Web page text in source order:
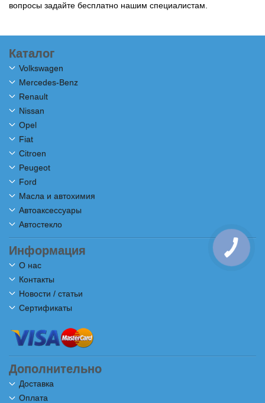
вопросы задайте бесплатно нашим специалистам.
Каталог
Volkswagen
Mercedes-Benz
Renault
Nissan
Opel
Fiat
Citroen
Peugeot
Ford
Масла и автохимия
Автоаксессуары
Автостекло
Информация
О нас
Контакты
Новости / статьи
Сертификаты
Дополнительно
Доставка
Оплата
КНОПКА
СВЯЗИ